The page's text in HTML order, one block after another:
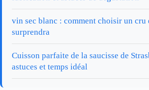
vin sec blanc : comment choisir un cru
surprendra
Cuisson parfaite de la saucisse de
astuces et temps idéal